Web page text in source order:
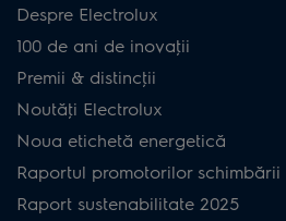
Despre Electrolux
100 de ani de inovaţii
Premii & distincţii
Noutăţi Electrolux
Noua etichetă energetică
Raportul promotorilor schimbării
Raport sustenabilitate 2025